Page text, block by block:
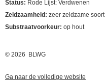
Status: Rode Lijst: Verdwenen
Zeldzaamheid: zeer zeldzame soort
Substraatvoorkeur: op hout
© 2026 BLWG
Ga naar de volledige website